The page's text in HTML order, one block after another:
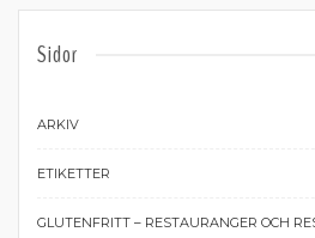
Sidor
ARKIV
ETIKETTER
GLUTENFRITT – RESTAURANGER OCH